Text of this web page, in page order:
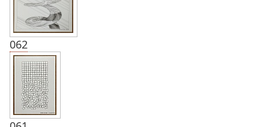
062